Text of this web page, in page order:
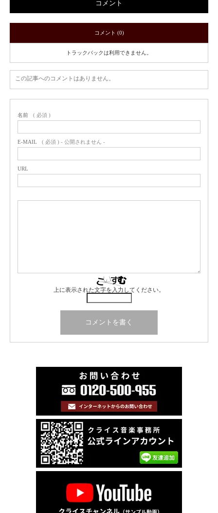
コメント
コメント (0)
トラックバックは利用できません。
この記事へのコメントはありません。
名前 ( 必須 )
E-MAIL ( 必須 ) - 公開されません -
URL
上に表示された文字を入力してください。